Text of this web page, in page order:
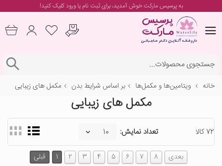
به پرسیس مارکت خوش آمدید، برایثبت نام یا ورودکلیک کنید!
خانه ویتامین‌ها و مکمل‌ها بر اساس شرایط بدن مکمل های زیبایی
مکمل های زیبایی
72 کالا تعداد نمایش:
قبلی 1 2 3 4 5 6 7 8 بعدی